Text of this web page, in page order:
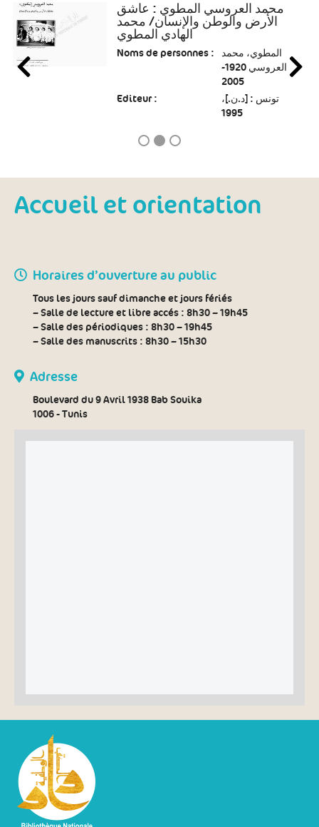
محمد العروسي المطوي : عاشق
الأرض والوطن والإنسان/ محمد
الهادي المطوي
Noms de personnes :
المطوي، محمد
العروسي 1920-
2005
Editeur :
تونس : [د.ن.]،
1995
Accueil et orientation
Horaires d’ouverture au public
Tous les jours sauf dimanche et jours fériés
– Salle de lecture et libre accés : 8h30 – 19h45
– Salle des périodiques : 8h30 – 19h45
– Salle des manuscrits : 8h30 – 15h30
Adresse
Boulevard du 9 Avril 1938 Bab Souika
1006 - Tunis